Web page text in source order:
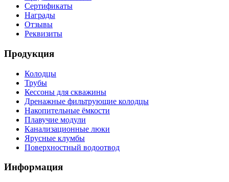
Сертификаты
Награды
Отзывы
Реквизиты
Продукция
Колодцы
Трубы
Кессоны для скважины
Дренажные фильтрующие колодцы
Накопительные ёмкости
Плавучие модули
Канализационные люки
Ярусные клумбы
Поверхностный водоотвод
Информация